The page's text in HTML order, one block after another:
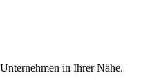
in Ihrer Nähe.